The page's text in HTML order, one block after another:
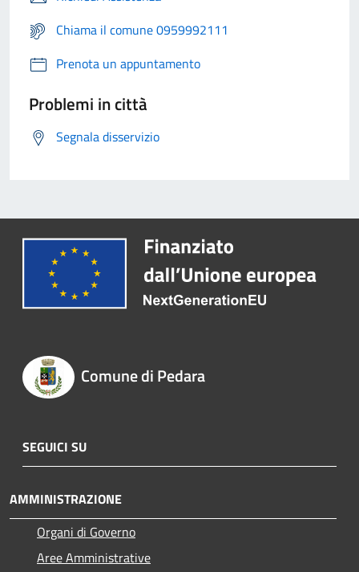
Chiama il comune 0959992111
Prenota un appuntamento
Problemi in città
Segnala disservizio
Comune di Pedara
SEGUICI SU
AMMINISTRAZIONE
Organi di Governo
Aree Amministrative